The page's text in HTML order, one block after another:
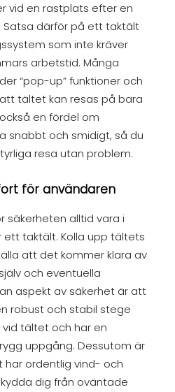
vid en rastplats efter en
Satsa därför på ett taktält
som inte kräver
arbetstid. Många
“pop-up” funktioner och
tältet kan resas på bara
en fördel om
snabbt och smidigt, så du
resa utan problem.
för användaren
säkerheten alltid vara i
ett taktält. Kolla upp tältets
att det kommer klara av
och eventuella
aspekt av säkerhet är att
robust och stabil stege
tältet och har en
uppgång. Dessutom är
ordentlig vind- och
dig från oväntade